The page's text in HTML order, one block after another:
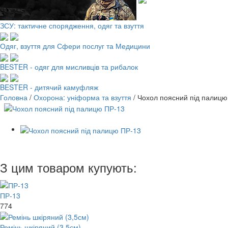
ЗСУ: тактичне спорядження, одяг та взуття
Одяг, взуття для Сфери послуг та Медицини
BESTER - одяг для мисливців та рибалок
BESTER - дитячий камуфляж
Головна / Охорона: уніформа та взуття / Чохол поясний під
З цим товаром купують:
ПР-13
774